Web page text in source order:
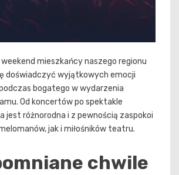
mieszkańcy naszego regionu
doświadczyć wyjątkowych emocji
bogatego w wydarzenia
Od koncertów po spektakle
różnorodna i z pewnością zaspokoi
jak i miłośników teatru.
chwile